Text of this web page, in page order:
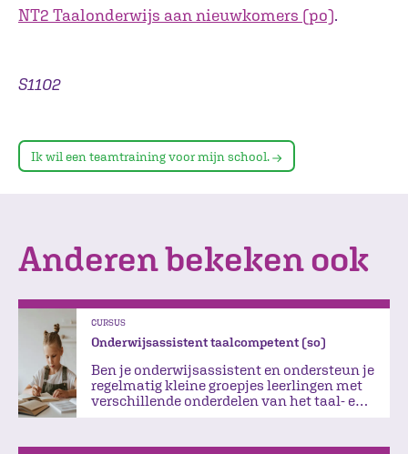
NT2 Taalonderwijs aan nieuwkomers (po).
S1102
Ik wil een teamtraining voor mijn school.
Anderen bekeken ook
CURSUS
Onderwijsassistent taalcompetent (so)
Ben je onderwijsassistent en ondersteun je
regelmatig kleine groepjes leerlingen met
verschillende onderdelen van het taal- en